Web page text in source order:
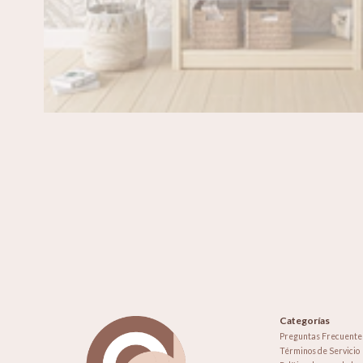
Categorías
Preguntas
Términos de Servicio